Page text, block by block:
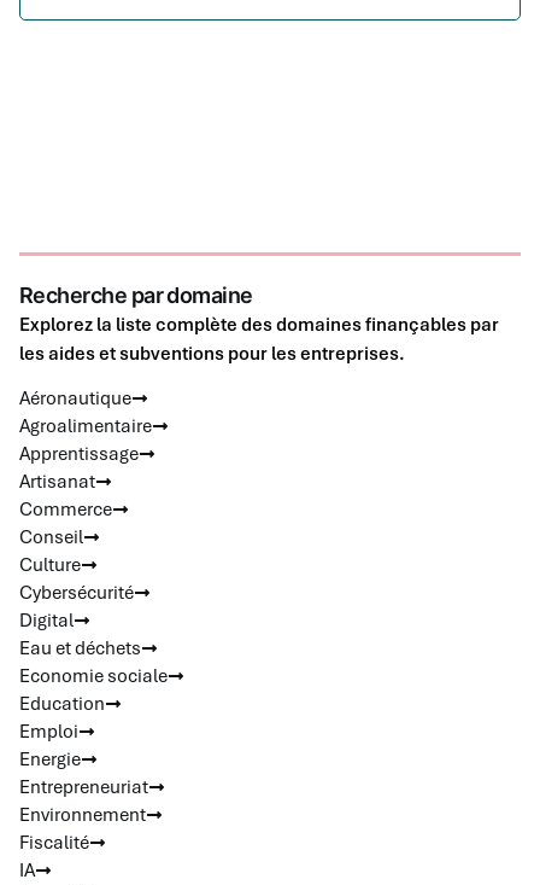
Recherche par domaine
Explorez la liste complète des domaines finançables par
les aides et subventions pour les entreprises.
Aéronautique
Agroalimentaire
Apprentissage
Artisanat
Commerce
Conseil
Culture
Cybersécurité
Digital
Eau et déchets
Economie sociale
Education
Emploi
Energie
Entrepreneuriat
Environnement
Fiscalité
IA